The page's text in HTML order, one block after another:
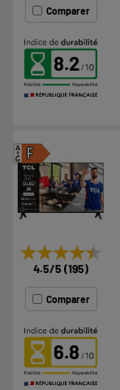
Comparer
8.2
F
A
G
★★★★★
★★★★★
4.5/5 (195)
Comparer
6.8